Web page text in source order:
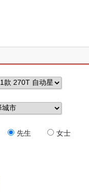
先生 女士